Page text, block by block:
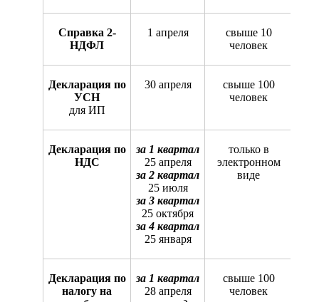
Справка 2-
НДФЛ
1 апреля
свыше 10
человек
Декларация по
УСН
для ИП
30 апреля
свыше 100
человек
Декларация по
НДС
за 1 квартал
25 апреля
за 2 квартал
25 июля
за 3 квартал
25 октября
за 4 квартал
25 января
только в
электронном
виде
Декларация по
налогу на
за 1 квартал
28 апреля
свыше 100
человек